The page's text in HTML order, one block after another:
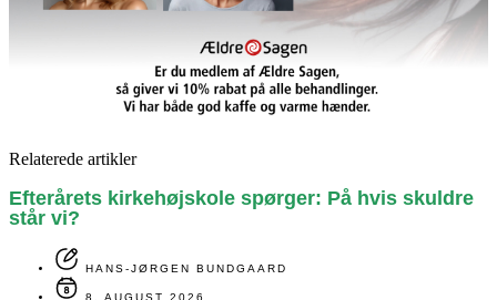
Relaterede artikler
Efterårets kirkehøjskole spørger: På hvis skuldre
står vi?
HANS-JØRGEN BUNDGAARD
8. AUGUST 2026